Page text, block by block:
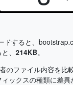
ドすると、
、 214KB。
のファイル内容を比
ックスの種類に差異